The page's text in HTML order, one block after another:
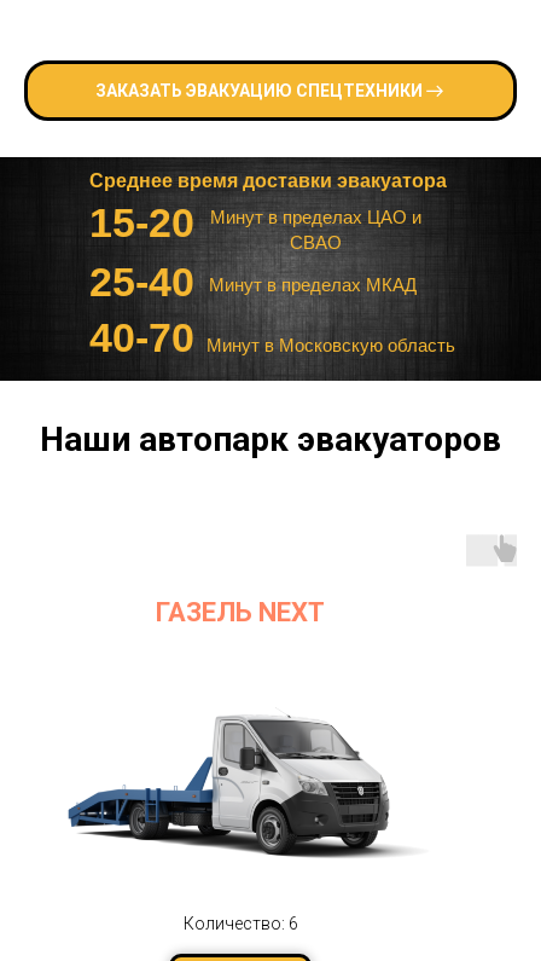
ЗАКАЗАТЬ ЭВАКУАЦИЮ СПЕЦТЕХНИКИ
15-20
Среднее время доставки эвакуатора
Минут в пределах ЦАО и
СВАО
25-40 Минут в пределах МКАД
40-70 Минут в Московскую область
Наши автопарк эвакуаторов
ГАЗЕЛЬ NEXT
Количество: 6